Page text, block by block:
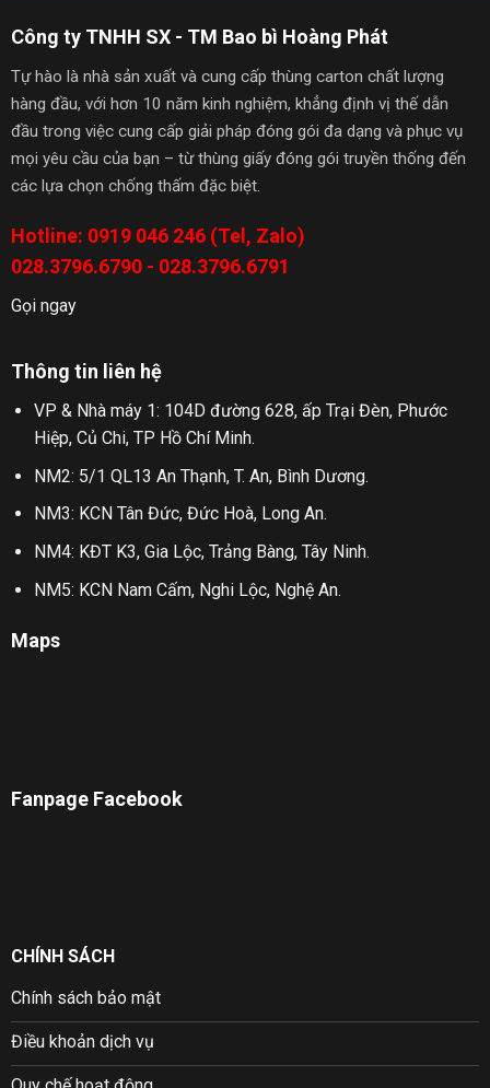
Công ty TNHH SX - TM Bao bì Hoàng Phát
Tự hào là nhà sản xuất và cung cấp thùng carton chất lượng
hàng đầu, với hơn 10 năm kinh nghiệm, khẳng định vị thế dẫn
đầu trong việc cung cấp giải pháp đóng gói đa dạng và phục vụ
mọi yêu cầu của bạn – từ thùng giấy đóng gói truyền thống đến
các lựa chọn chống thấm đặc biệt.
Hotline: 0919 046 246 (Tel, Zalo)
028.3796.6790 - 028.3796.6791
Gọi ngay
Thông tin liên hệ
VP & Nhà máy 1: 104D đường 628, ấp Trại Đèn, Phước
Hiệp, Củ Chi, TP Hồ Chí Minh.
NM2: 5/1 QL13 An Thạnh, T. An, Bình Dương.
NM3: KCN Tân Đức, Đức Hoà, Long An.
NM4: KĐT K3, Gia Lộc, Trảng Bàng, Tây Ninh.
NM5: KCN Nam Cấm, Nghi Lộc, Nghệ An.
Maps
Fanpage Facebook
CHÍNH SÁCH
Chính sách bảo mật
Điều khoản dịch vụ